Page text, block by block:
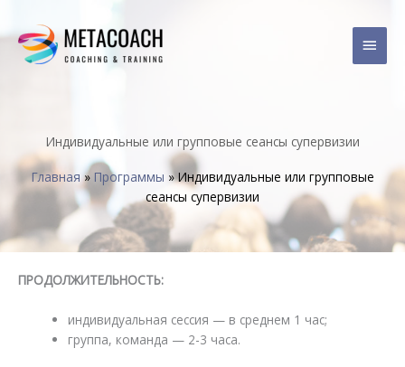
содержимому
Индивидуальные или групповые сеансы супервизии
Главная » Программы » Индивидуальные или групповые
сеансы супервизии
ПРОДОЛЖИТЕЛЬНОСТЬ:
индивидуальная сессия — в среднем 1 час;
группа, команда — 2-3 часа.